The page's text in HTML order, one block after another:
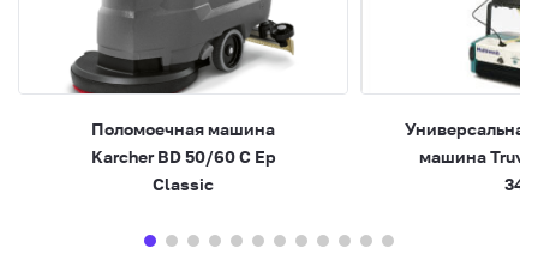
Поломоечная машина
Karcher BD 50/60 C Ep
Classic
машина